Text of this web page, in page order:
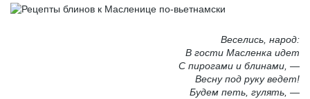
Веселись, народ:
В гости Масленка идет
С пирогами и блинами, —
Весну под руку ведет!
Будем петь, гулять, —